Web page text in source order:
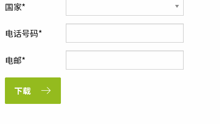
国家
电话号码
电邮
下载